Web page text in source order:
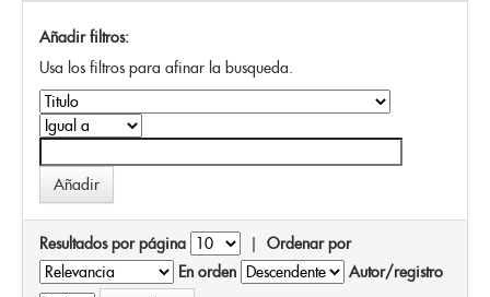
Añadir filtros:
Usa los filtros para afinar la busqueda.
Resultados por página | Ordenar por
En orden
Autor/registro